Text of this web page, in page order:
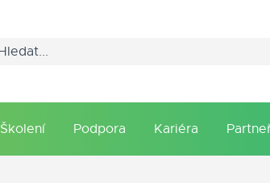
Školení Podpora Kariéra